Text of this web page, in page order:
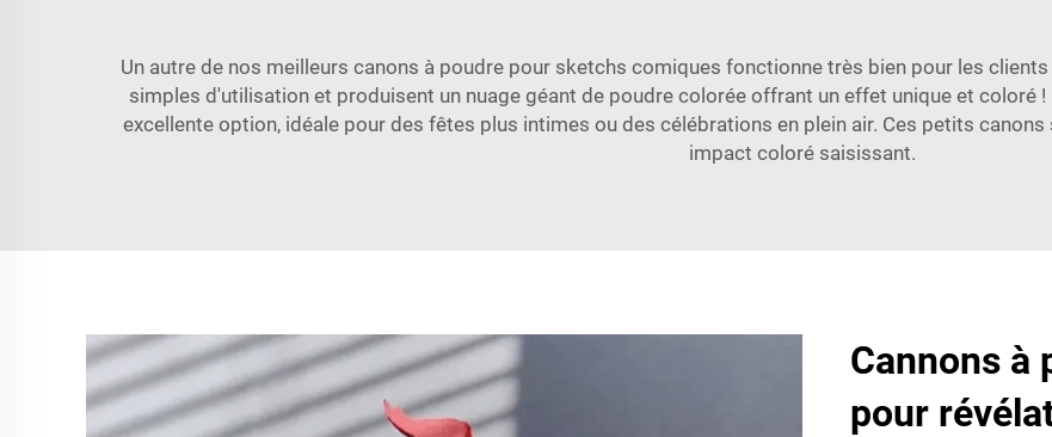
Un autre de nos meilleurs canons à poudre pour sketchs comiques fonctionne très bien pour les
simples d'utilisation et produisent un nuage géant de poudre colorée offrant un effet unique et coloré
excellente option, idéale pour des fêtes plus intimes ou des célébrations en plein air. Ces petits
impact coloré saisissant.
Cannons à
pour